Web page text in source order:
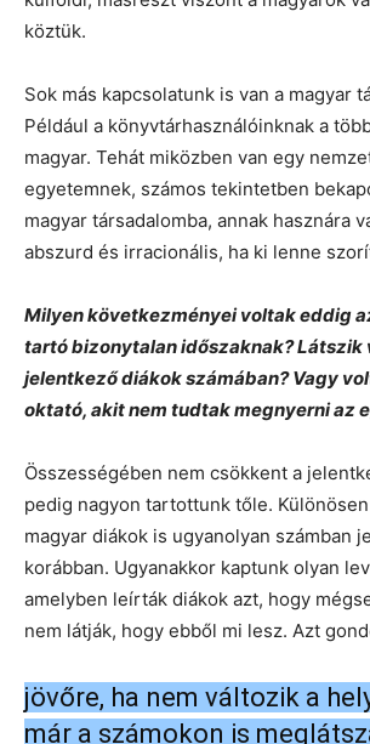
köztük.
Sok más kapcsolatunk is van a magyar
Például a könyvtárhasználóinknak a
magyar. Tehát miközben van egy
egyetemnek, számos tekintetben
magyar társadalomba, annak hasznára
abszurd és irracionális, ha ki lenne
Milyen következményei voltak eddig
tartó bizonytalan időszaknak? Látszik
jelentkező diákok számában? Vagy
oktató, akit nem tudtak megnyerni az
Összességében nem csökkent a
pedig nagyon tartottunk tőle.
magyar diákok is ugyanolyan számban
korábban. Ugyanakkor kaptunk olyan
amelyben leírták diákok azt, hogy
nem látják, hogy ebből mi lesz. Azt
jövőre, ha nem változik a
már a számokon is